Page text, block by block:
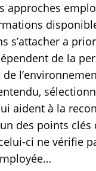
approches
s’attacher a
de la
aident à la
des points clés
ci ne vérifie